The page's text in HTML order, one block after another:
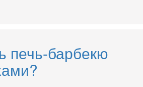
печь-барбекю